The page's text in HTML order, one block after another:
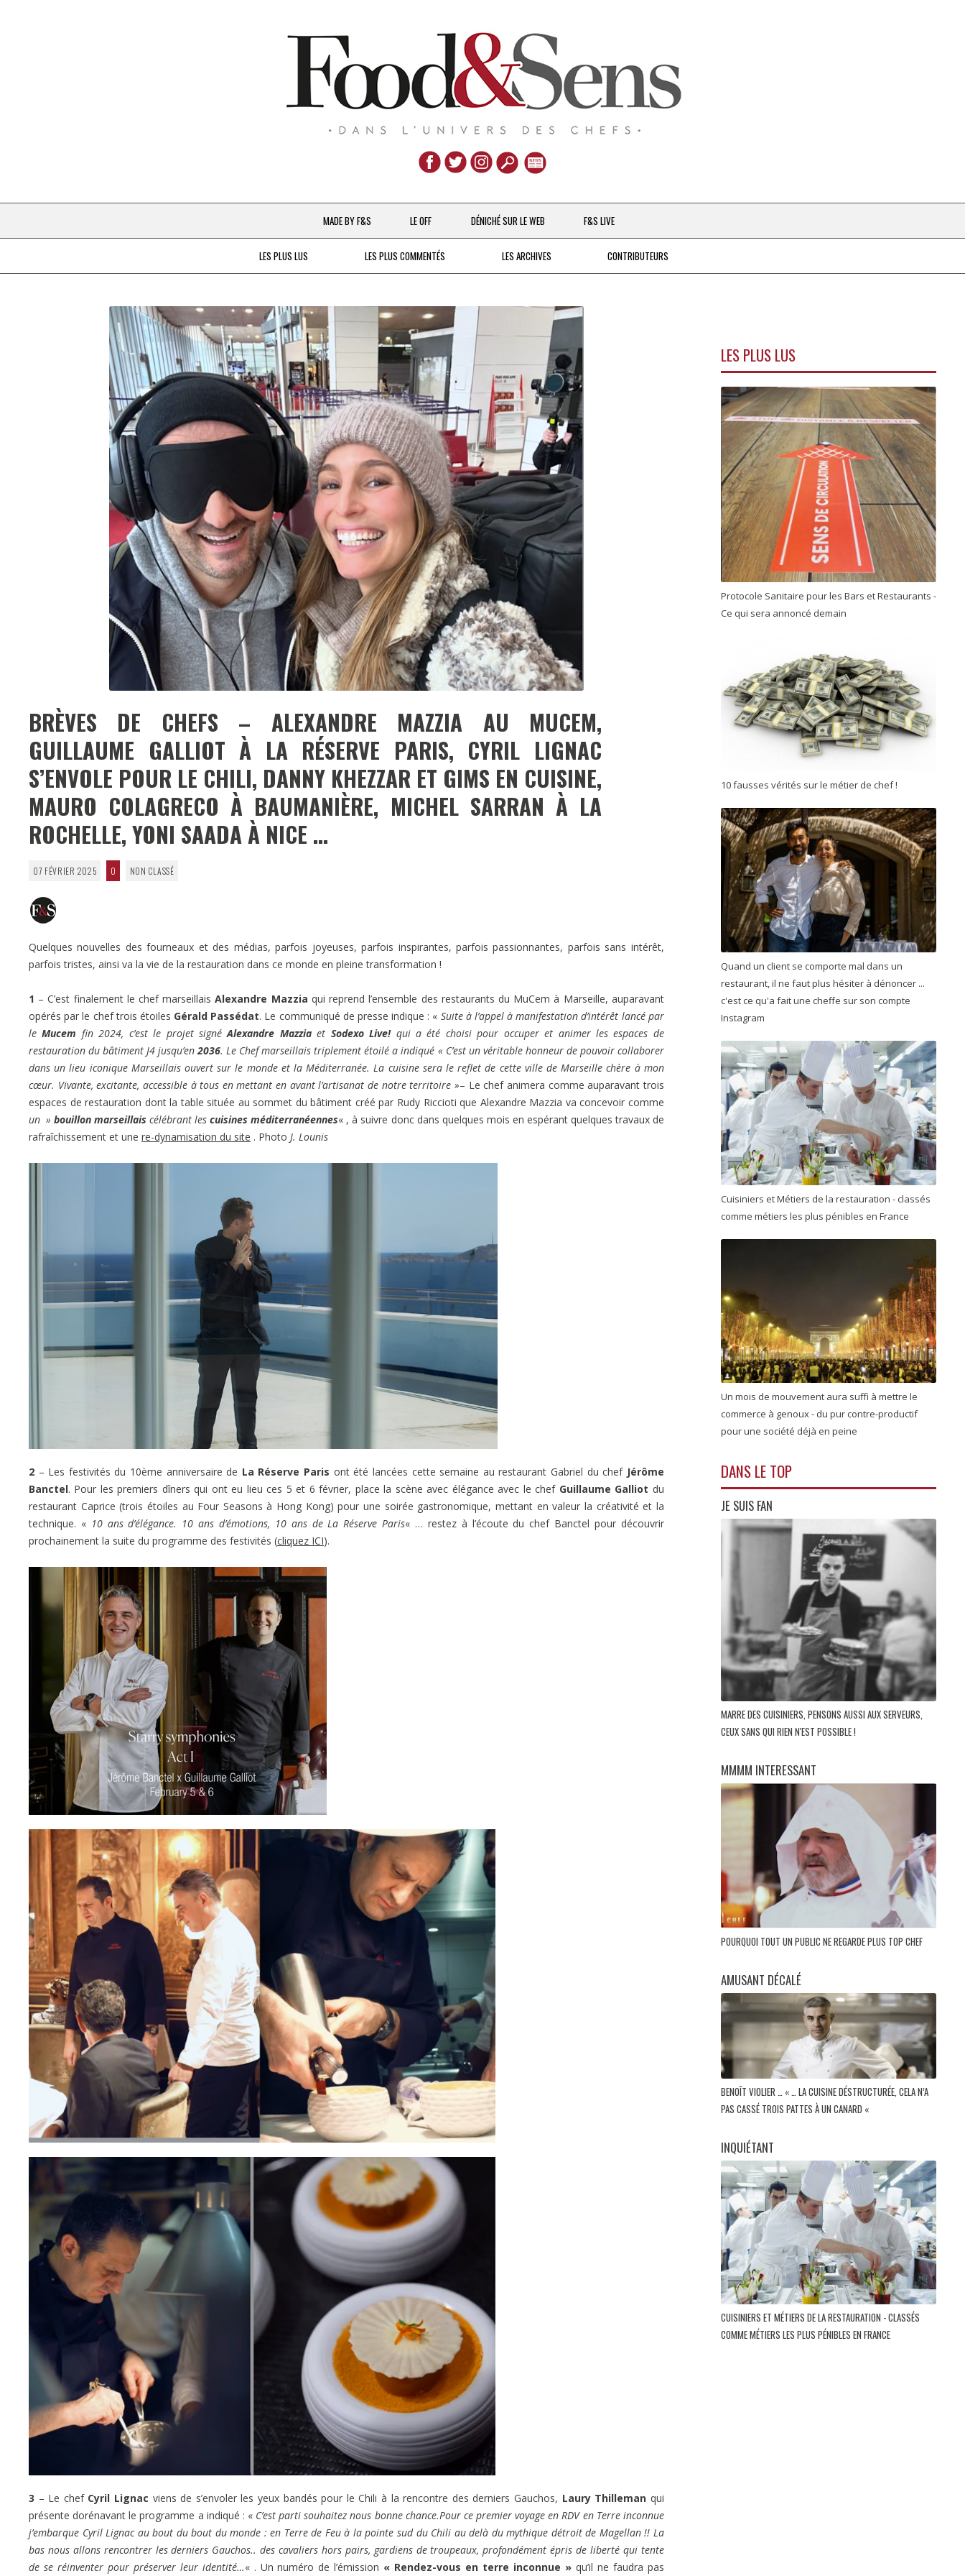
Aller
au
contenu
MADE BY F&S
CHEFS & ACTUALITÉS
À LA PETITE CUILLÈRE
DESTIN DE FEMME
V…DE VOYAGE
LE OFF DÉNICHÉ SUR LE WEB F&S LIVE
LES PLUS LUS LES PLUS COMMENTÉS LES ARCHIVES
DEPUIS 2016
CONTRIBUTEURS
BRÈVES DE CHEFS – ALEXANDRE MAZZIA AU MUCEM,
GUILLAUME GALLIOT À LA RÉSERVE PARIS, CYRIL LIGNAC
S’ENVOLE POUR LE CHILI, DANNY KHEZZAR ET GIMS EN CUISINE,
MAURO COLAGRECO À BAUMANIÈRE, MICHEL SARRAN À LA
ROCHELLE, YONI SAADA À NICE …
07 FÉVRIER 2025 0 NON CLASSÉ
Quelques nouvelles des fourneaux et des médias, parfois joyeuses, parfois inspirantes, parfois passionnantes, parfois sans intérêt,
parfois tristes, ainsi va la vie de la restauration dans ce monde en pleine transformation !
1 – C’est finalement le chef marseillaisAlexandre Mazzia qui reprend l’ensemble des restaurants du MuCem à Marseille, auparavant
opérés par le chef trois étoiles Gérald Passédat. Le communiqué de presse indique : « Suite à l’appel à manifestation d’intérêt lancé par
leMucem fin 2024, c’est le projet signéAlexandre Mazziaet Sodexo Live! qui a été choisi pour occuper et animer les espaces de
restauration du bâtiment J4 jusqu’en2036. Le Chef marseillais triplement étoilé a indiqué « C’est un véritable honneur de pouvoir collaborer
dans un lieu iconique Marseillais ouvert sur le monde et la Méditerranée. La cuisine sera le reflet de cette ville de Marseille chère à mon
cœur. Vivante, excitante, accessible à tous en mettant en avant l’artisanat de notre territoire »– Le chef animera comme auparavant trois
espaces de restauration dont la table située au sommet du bâtiment créé par Rudy Riccioti que Alexandre Mazzia va concevoir comme
un »bouillon marseillais célébrant lescuisines méditerranéennes« , à suivre donc dans quelques mois en espérant quelques travaux de
rafraîchissement et une re-dynamisation du site . Photo J. Lounis
2 – Les festivités du 10ème anniversaire de La Réserve Paris ont été lancées cette semaine au restaurant Gabriel du chef Jérôme
Banctel. Pour les premiers dîners qui ont eu lieu ces 5 et 6 février, place la scène avec élégance avec le chef Guillaume Galliot du
restaurant Caprice (trois étoiles au Four Seasons à Hong Kong) pour une soirée gastronomique, mettant en valeur la créativité et la
technique. « 10 ans d’élégance. 10 ans d’émotions, 10 ans de La Réserve Paris« … restez à l’écoute du chef Banctel pour découvrir
prochainement la suite du programme des festivités (cliquez ICI).
3 – Le chef Cyril Lignac viens de s’envoler les yeux bandés pour le Chili à la rencontre des derniers Gauchos, Laury Thilleman qui
présente dorénavant le programme a indiqué : « C’est parti souhaitez nous bonne chance.Pour ce premier voyage en RDV en Terre inconnue
j’embarque Cyril Lignac au bout du bout du monde : en Terre de Feu à la pointe sud du Chili au delà du mythique détroit de Magellan !! La
bas nous allons rencontrer les derniers Gauchos.. des cavaliers hors pairs, gardiens de troupeaux, profondément épris de liberté qui tente
de se réinventer pour préserver leur identité…« . Un numéro de l’émission « Rendez-vous en terre inconnue » qu’il ne faudra pas
LES PLUS LUS
Protocole Sanitaire pour les Bars et Restaurants -
Ce qui sera annoncé demain
10 fausses vérités sur le métier de chef !
Quand un client se comporte mal dans un
restaurant, il ne faut plus hésiter à dénoncer ...
c'est ce qu'a fait une cheffe sur son compte
Instagram
Cuisiniers et Métiers de la restauration - classés
comme métiers les plus pénibles en France
Un mois de mouvement aura suffi à mettre le
commerce à genoux - du pur contre-productif
pour une société déjà en peine
DANS LE TOP
JE SUIS FAN
MARRE DES CUISINIERS, PENSONS AUSSI AUX SERVEURS,
CEUX SANS QUI RIEN N'EST POSSIBLE !
MMMM INTERESSANT
POURQUOI TOUT UN PUBLIC NE REGARDE PLUS TOP CHEF
AMUSANT DÉCALÉ
BENOÎT VIOLIER … « … LA CUISINE DÉSTRUCTURÉE, CELA N’A
PAS CASSÉ TROIS PATTES À UN CANARD «
INQUIÉTANT
CUISINIERS ET MÉTIERS DE LA RESTAURATION - CLASSÉS
COMME MÉTIERS LES PLUS PÉNIBLES EN FRANCE